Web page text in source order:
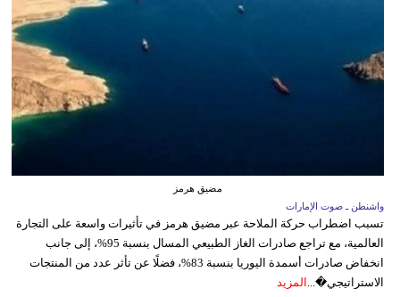
مضيق هرمز
واشنطن ـ صوت الإمارات
تسبب اضطراب حركة الملاحة عبر مضيق هرمز في تأثيرات واسعة على التجارة
العالمية، مع تراجع صادرات الغاز الطبيعي المسال بنسبة 95%، إلى جانب
انخفاض صادرات أسمدة اليوريا بنسبة 83%، فضلًا عن تأثر عدد من المنتجات
الاستراتيجي�... المزيد